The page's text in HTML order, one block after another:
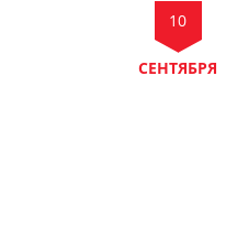
10
СЕНТЯБРЯ